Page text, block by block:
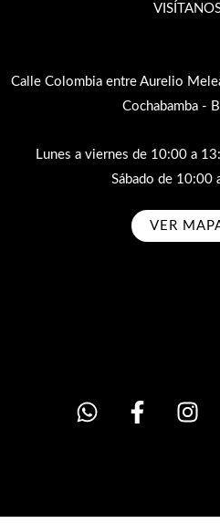
Calle Colombia entre Aurelio
Cochabamba -
Lunes a viernes de 10:00 a
Sábado de 10:00
VER